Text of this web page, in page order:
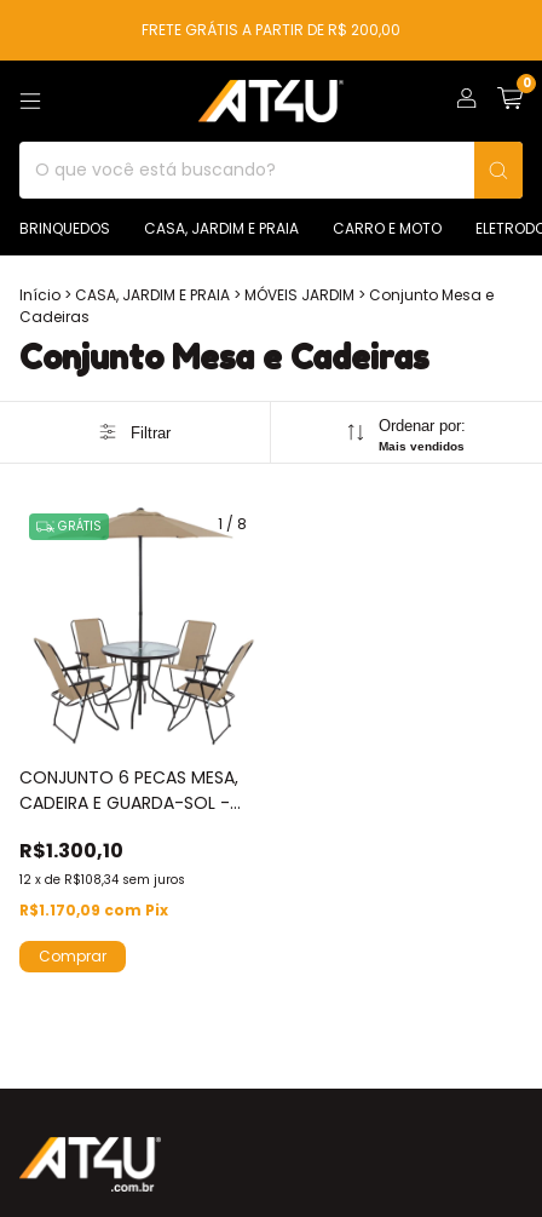
FRETE GRÁTIS A PARTIR DE R$ 200,00
0
BRINQUEDOS CASA, JARDIM E PRAIA CARRO E MOTO
Início > CASA, JARDIM E PRAIA > MÓVEIS JARDIM > Conjunto Mesa e
Cadeiras
Conjunto Mesa e Cadeiras
Filtrar Ordenar por:
Mais vendidos
1 / 8
GRÁTIS
CONJUNTO 6 PECAS MESA,
CADEIRA E GUARDA-SOL -
R$1.300,10
12 x de R$108,34 sem juros
R$1.170,09 com Pix